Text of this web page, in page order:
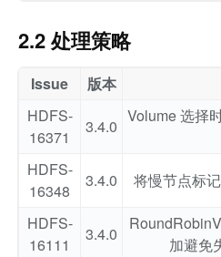
2.2 处理策略
Issue 版本
HDFS-
16371
3.4.0
Volume 选择
HDFS-
16348
3.4.0 将慢节点标
HDFS-
16111
3.4.0
加避免